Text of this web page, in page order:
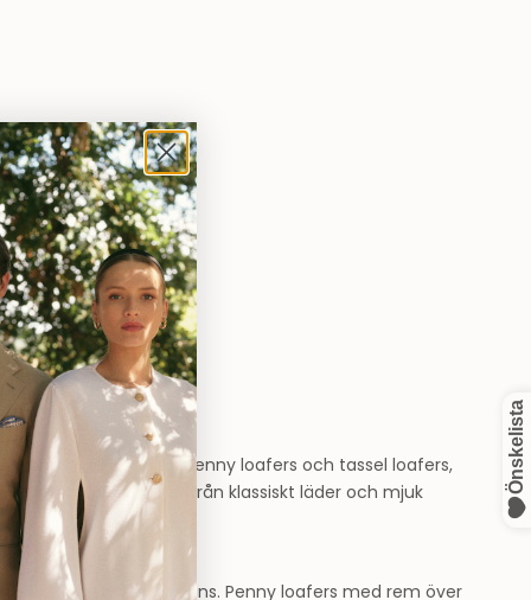
loafers till trendiga penny loafers och tassel loafers,
Materialen spänner från klassiskt läder och mjuk
till chinos och jeans. Penny loafers med rem över